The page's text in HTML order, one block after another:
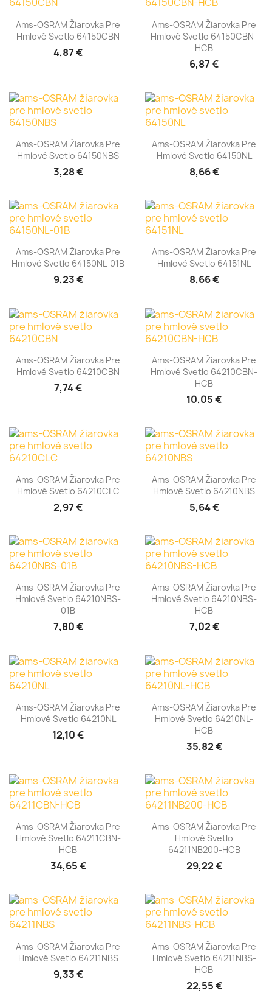
Ams-OSRAM Žiarovka Pre
Hmlové Svetlo 64150CBN
4,87 €
Ams-OSRAM Žiarovka Pre
Hmlové Svetlo 64150CBN-
HCB
6,87 €
Ams-OSRAM Žiarovka Pre
Hmlové Svetlo 64150NBS
3,28 €
Ams-OSRAM Žiarovka Pre
Hmlové Svetlo 64150NL
8,66 €
Ams-OSRAM Žiarovka Pre
Hmlové Svetlo 64150NL-01B
9,23 €
Ams-OSRAM Žiarovka Pre
Hmlové Svetlo 64151NL
8,66 €
Ams-OSRAM Žiarovka Pre
Hmlové Svetlo 64210CBN
7,74 €
Ams-OSRAM Žiarovka Pre
Hmlové Svetlo 64210CBN-
HCB
10,05 €
Ams-OSRAM Žiarovka Pre
Hmlové Svetlo 64210CLC
2,97 €
Ams-OSRAM Žiarovka Pre
Hmlové Svetlo 64210NBS
5,64 €
Ams-OSRAM Žiarovka Pre
Hmlové Svetlo 64210NBS-
01B
7,80 €
Ams-OSRAM Žiarovka Pre
Hmlové Svetlo 64210NBS-
HCB
7,02 €
Ams-OSRAM Žiarovka Pre
Hmlové Svetlo 64210NL
12,10 €
Ams-OSRAM Žiarovka Pre
Hmlové Svetlo 64210NL-
HCB
35,82 €
Ams-OSRAM Žiarovka Pre
Hmlové Svetlo 64211CBN-
HCB
34,65 €
Ams-OSRAM Žiarovka Pre
Hmlové Svetlo
64211NB200-HCB
29,22 €
Ams-OSRAM Žiarovka Pre
Hmlové Svetlo 64211NBS
9,33 €
Ams-OSRAM Žiarovka Pre
Hmlové Svetlo 64211NBS-
HCB
22,55 €